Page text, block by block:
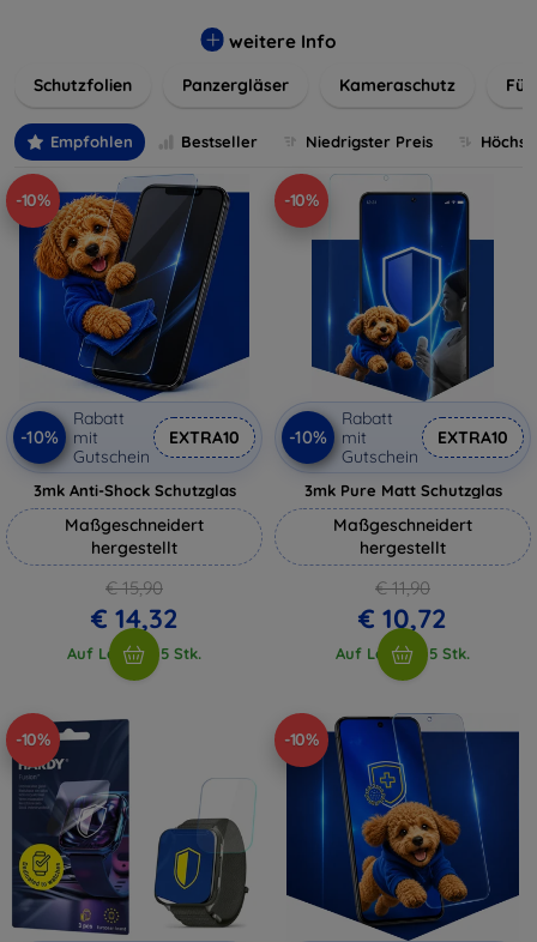
installieren und passgenau für jedes Gerät, um eine
wertvolles Gerät mit unseren langlebigen und zuverlässigen
digitales Erlebnis.
weitere Info
Schutzfolien Panzergläser Kameraschutz
Empfohlen Bestseller Niedrigster Preis
-10%
-10%
Rabatt
mit
Gutschein
EXTRA10
3mk Anti-Shock Schutzglas
Maßgeschneidert
hergestellt
€ 15,90
€ 14,32
Auf Lager > 5 Stk.
-10%
-10%
Rabatt
mit
Gutschein
EXTRA10
3mk Pure Matt Schutzglas
Maßgeschneidert
hergestellt
€ 11,90
€ 10,72
Auf Lager > 5 Stk.
-10% -10%